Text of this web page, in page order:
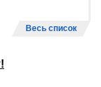
Весь список